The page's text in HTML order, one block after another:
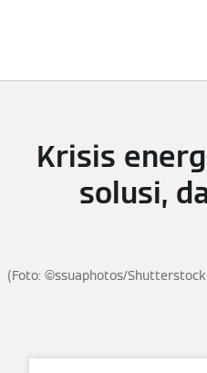
Krisis
solusi,
(Foto: ©ssuaphotos/